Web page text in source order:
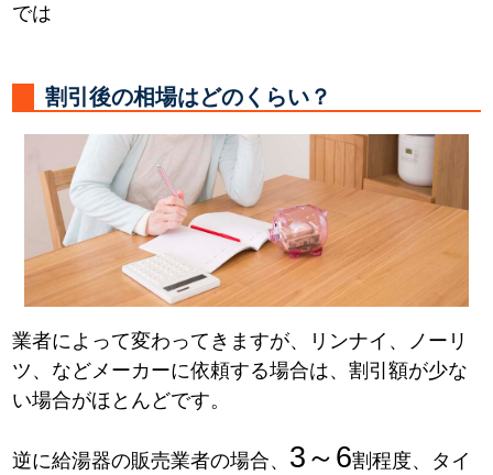
では
割引後の相場はどのくらい？
業者によって変わってきますが、リンナイ、ノーリ
ツ、などメーカーに依頼する場合は、割引額が少な
い場合がほとんどです。
逆に給湯器の販売業者の場合、 3～6割程度、タイ